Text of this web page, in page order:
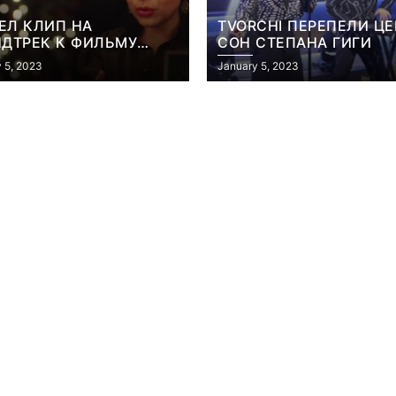
КЛИП НА
К ФИЛЬМУ
5, 2023
TVORCHI ПЕРЕПЕЛИ
СОН СТЕПАНА ГИГИ
January 5, 2023